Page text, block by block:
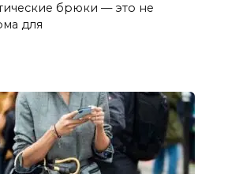
брюки — это не
для